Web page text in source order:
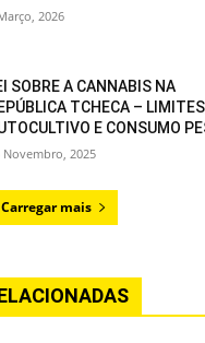
2026
SOBRE A CANNABIS NA
TCHECA –
E CONSUMO
Novembro, 2025
Carregar mais